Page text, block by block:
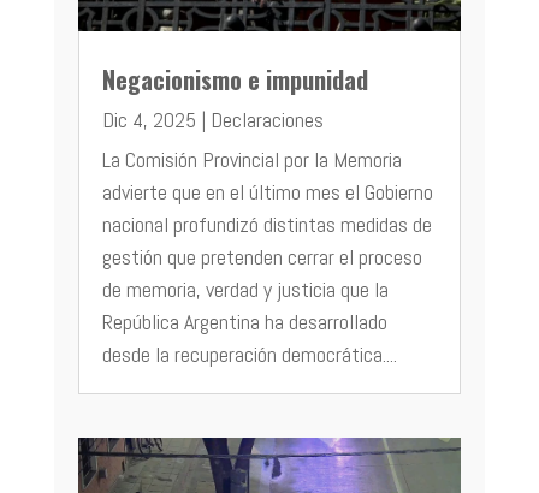
Negacionismo e impunidad
Dic 4, 2025 | Declaraciones
La Comisión Provincial por la Memoria
advierte que en el último mes el Gobierno
nacional profundizó distintas medidas de
gestión que pretenden cerrar el proceso
de memoria, verdad y justicia que la
República Argentina ha desarrollado
desde la recuperación democrática....